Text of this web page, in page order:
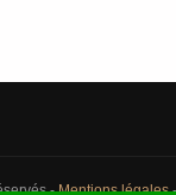
-Mentions légales